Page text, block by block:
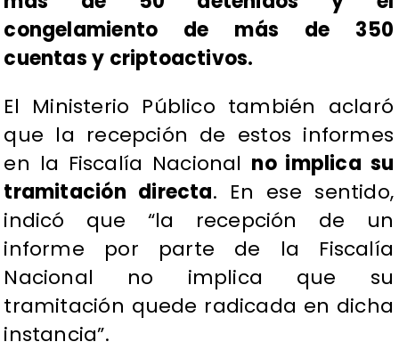
congelamiento de más de 350
cuentas y criptoactivos.
El Ministerio Público también aclaró
que la recepción de estos informes
en la Fiscalía Nacional no implica su
tramitación directa. En ese sentido,
indicó que “la recepción de un
informe por parte de la Fiscalía
Nacional no implica que su
tramitación quede radicada en dicha
instancia”.